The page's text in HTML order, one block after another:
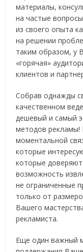
материалы,
на частые
из своего опыта
на решении
таким образом, у
«горячая»
клиентов и
Собрав однажды
качественном
дешевый и самый
методов рекламы!
моментальной
которые
которые
возможность
не ограниченные
только от
Вашего
рекламиста.
Еще один важный